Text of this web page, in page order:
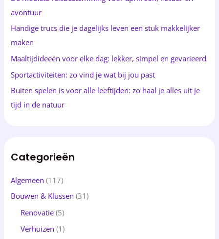
a
r
:
avontuur
Handige trucs die je dagelijks leven een stuk makkelijker
maken
Maaltijdideeën voor elke dag: lekker, simpel en gevarieerd
Sportactiviteiten: zo vind je wat bij jou past
Buiten spelen is voor alle leeftijden: zo haal je alles uit je
tijd in de natuur
Categorieën
Algemeen (117)
Bouwen & Klussen (31)
Renovatie (5)
Verhuizen (1)